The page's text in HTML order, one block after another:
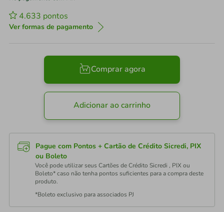
4.633 pontos
Ver formas de pagamento
Comprar agora
Adicionar ao carrinho
Pague com Pontos + Cartão de Crédito Sicredi, PIX
ou Boleto
Você pode utilizar seus Cartões de Crédito Sicredi , PIX ou
Boleto* caso não tenha pontos suficientes para a compra deste
produto.
*Boleto exclusivo para associados PJ